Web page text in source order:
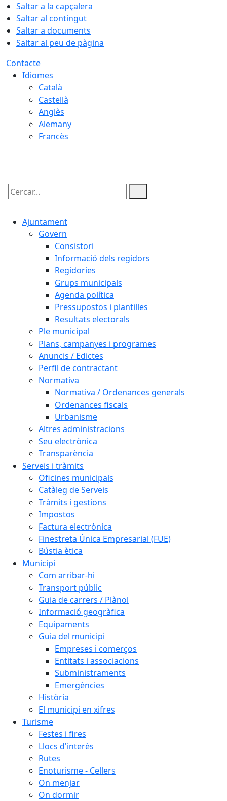
Saltar a la capçalera
Saltar al contingut
Saltar a documents
Saltar al peu de pàgina
Contacte
Idiomes
Català
Castellà
Anglès
Alemany
Francès
Cercar:
Ajuntament
Govern
Consistori
Informació dels regidors
Regidories
Grups municipals
Agenda política
Pressupostos i plantilles
Resultats electorals
Ple municipal
Plans, campanyes i programes
Anuncis / Edictes
Perfil de contractant
Normativa
Normativa / Ordenances generals
Ordenances fiscals
Urbanisme
Altres administracions
Seu electrònica
Transparència
Serveis i tràmits
Oficines municipals
Catàleg de Serveis
Tràmits i gestions
Impostos
Factura electrònica
Finestreta Única Empresarial (FUE)
Bústia ètica
Municipi
Com arribar-hi
Transport públic
Guia de carrers / Plànol
Informació geogràfica
Equipaments
Guia del municipi
Empreses i comerços
Entitats i associacions
Subministraments
Emergències
Història
El municipi en xifres
Turisme
Festes i fires
Llocs d'interès
Rutes
Enoturisme - Cellers
On menjar
On dormir